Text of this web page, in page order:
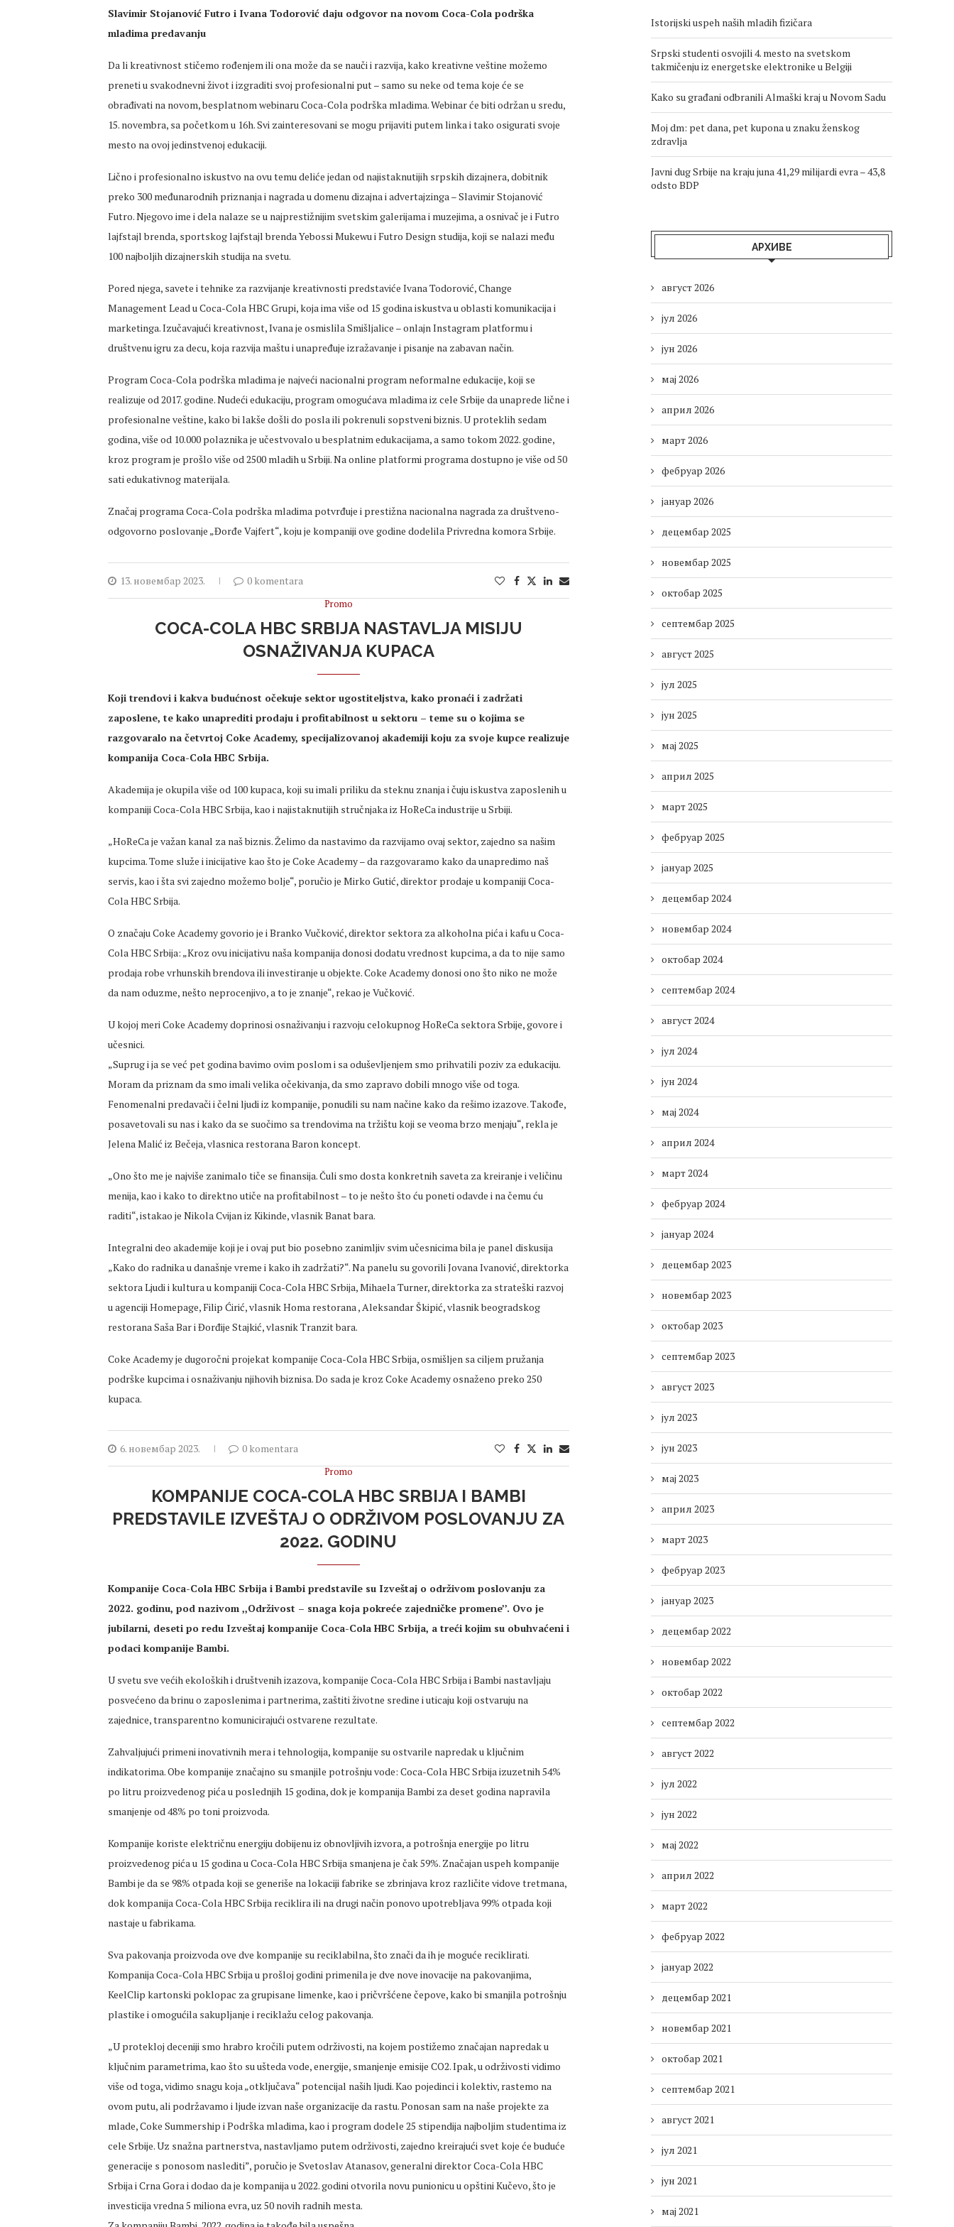
Slavimir Stojanović Futro i Ivana Todorović daju odgovor na novom Coca-Cola podrška
mladima predavanju
Da li kreativnost stičemo rođenjem ili ona može da se nauči i razvija, kako kreativne veštine možemo
preneti u svakodnevni život i izgraditi svoj profesionalni put – samo su neke od tema koje će se
obrađivati na novom, besplatnom webinaru Coca-Cola podrška mladima. Webinar će biti održan u sredu,
15. novembra, sa početkom u 16h. Svi zainteresovani se mogu prijaviti putem linka i tako osigurati svoje
mesto na ovoj jedinstvenoj edukaciji.
Lično i profesionalno iskustvo na ovu temu deliće jedan od najistaknutijih srpskih dizajnera, dobitnik
preko 300 međunarodnih priznanja i nagrada u domenu dizajna i advertajzinga – Slavimir Stojanović
Futro. Njegovo ime i dela nalaze se u najprestižnijim svetskim galerijama i muzejima, a osnivač je i Futro
lajfstajl brenda, sportskog lajfstajl brenda Yebossi Mukewu i Futro Design studija, koji se nalazi među
100 najboljih dizajnerskih studija na svetu.
Pored njega, savete i tehnike za razvijanje kreativnosti predstaviće Ivana Todorović, Change
Management Lead u Coca-Cola HBC Grupi, koja ima više od 15 godina iskustva u oblasti komunikacija i
marketinga. Izučavajući kreativnost, Ivana je osmislila Smišljalice – onlajn Instagram platformu i
društvenu igru za decu, koja razvija maštu i unapređuje izražavanje i pisanje na zabavan način.
Program Coca-Cola podrška mladima je najveći nacionalni program neformalne edukacije, koji se
realizuje od 2017. godine. Nudeći edukaciju, program omogućava mladima iz cele Srbije da unaprede lične i
profesionalne veštine, kako bi lakše došli do posla ili pokrenuli sopstveni biznis. U proteklih sedam
godina, više od 10.000 polaznika je učestvovalo u besplatnim edukacijama, a samo tokom 2022. godine,
kroz program je prošlo više od 2500 mladih u Srbiji. Na online platformi programa dostupno je više od 50
sati edukativnog materijala.
Značaj programa Coca-Cola podrška mladima potvrđuje i prestižna nacionalna nagrada za društveno-
odgovorno poslovanje „Đorđe Vajfert“, koju je kompaniji ove godine dodelila Privredna komora Srbije.
13. новембар 2023. 0 komentara
Promo
COCA-COLA HBC SRBIJA NASTAVLJA MISIJU
OSNAŽIVANJA KUPACA
Koji trendovi i kakva budućnost očekuje sektor ugostiteljstva, kako pronaći i zadržati
zaposlene, te kako unaprediti prodaju i profitabilnost u sektoru – teme su o kojima se
razgovaralo na četvrtoj Coke Academy, specijalizovanoj akademiji koju za svoje kupce realizuje
kompanija Coca-Cola HBC Srbija.
Akademija je okupila više od 100 kupaca, koji su imali priliku da steknu znanja i čuju iskustva zaposlenih u
kompaniji Coca-Cola HBC Srbija, kao i najistaknutijih stručnjaka iz HoReCa industrije u Srbiji.
„HoReCa je važan kanal za naš biznis. Želimo da nastavimo da razvijamo ovaj sektor, zajedno sa našim
kupcima. Tome služe i inicijative kao što je Coke Academy – da razgovaramo kako da unapredimo naš
servis, kao i šta svi zajedno možemo bolje“, poručio je Mirko Gutić, direktor prodaje u kompaniji Coca-
Cola HBC Srbija.
O značaju Coke Academy govorio je i Branko Vučković, direktor sektora za alkoholna pića i kafu u Coca-
Cola HBC Srbija: „Kroz ovu inicijativu naša kompanija donosi dodatu vrednost kupcima, a da to nije samo
prodaja robe vrhunskih brendova ili investiranje u objekte. Coke Academy donosi ono što niko ne može
da nam oduzme, nešto neprocenjivo, a to je znanje“, rekao je Vučković.
U kojoj meri Coke Academy doprinosi osnaživanju i razvoju celokupnog HoReCa sektora Srbije, govore i
učesnici.
„Suprug i ja se već pet godina bavimo ovim poslom i sa oduševljenjem smo prihvatili poziv za edukaciju.
Moram da priznam da smo imali velika očekivanja, da smo zapravo dobili mnogo više od toga.
Fenomenalni predavači i čelni ljudi iz kompanije, ponudili su nam načine kako da rešimo izazove. Takođe,
posavetovali su nas i kako da se suočimo sa trendovima na tržištu koji se veoma brzo menjaju“, rekla je
Jelena Malić iz Bečeja, vlasnica restorana Baron koncept.
„Ono što me je najviše zanimalo tiče se finansija. Čuli smo dosta konkretnih saveta za kreiranje i veličinu
menija, kao i kako to direktno utiče na profitabilnost – to je nešto što ću poneti odavde i na čemu ću
raditi“, istakao je Nikola Cvijan iz Kikinde, vlasnik Banat bara.
Integralni deo akademije koji je i ovaj put bio posebno zanimljiv svim učesnicima bila je panel diskusija
„Kako do radnika u današnje vreme i kako ih zadržati?“. Na panelu su govorili Jovana Ivanović, direktorka
sektora Ljudi i kultura u kompaniji Coca-Cola HBC Srbija, Mihaela Turner, direktorka za strateški razvoj
u agenciji Homepage, Filip Ćirić, vlasnik Homa restorana , Aleksandar Škipić, vlasnik beogradskog
restorana Saša Bar i Đorđije Stajkić, vlasnik Tranzit bara.
Coke Academy je dugoročni projekat kompanije Coca-Cola HBC Srbija, osmišljen sa ciljem pružanja
podrške kupcima i osnaživanju njihovih biznisa. Do sada je kroz Coke Academy osnaženo preko 250
kupaca.
6. новембар 2023. 0 komentara
Promo
KOMPANIJE COCA-COLA HBC SRBIJA I BAMBI
PREDSTAVILE IZVEŠTAJ O ODRŽIVOM POSLOVANJU ZA
2022. GODINU
Kompanije Coca-Cola HBC Srbija i Bambi predstavile su Izveštaj o održivom poslovanju za
2022. godinu, pod nazivom ,,Održivost – snaga koja pokreće zajedničke promene’’. Ovo je
jubilarni, deseti po redu Izveštaj kompanije Coca-Cola HBC Srbija, a treći kojim su obuhvaćeni i
podaci kompanije Bambi.
U svetu sve većih ekoloških i društvenih izazova, kompanije Coca-Cola HBC Srbija i Bambi nastavljaju
posvećeno da brinu o zaposlenima i partnerima, zaštiti životne sredine i uticaju koji ostvaruju na
zajednice, transparentno komunicirajući ostvarene rezultate.
Zahvaljujući primeni inovativnih mera i tehnologija, kompanije su ostvarile napredak u ključnim
indikatorima. Obe kompanije značajno su smanjile potrošnju vode: Coca-Cola HBC Srbija izuzetnih 54%
po litru proizvedenog pića u poslednjih 15 godina, dok je kompanija Bambi za deset godina napravila
smanjenje od 48% po toni proizvoda.
Kompanije koriste električnu energiju dobijenu iz obnovljivih izvora, a potrošnja energije po litru
proizvedenog pića u 15 godina u Coca-Cola HBC Srbija smanjena je čak 59%. Značajan uspeh kompanije
Bambi je da se 98% otpada koji se generiše na lokaciji fabrike se zbrinjava kroz različite vidove tretmana,
dok kompanija Coca-Cola HBC Srbija reciklira ili na drugi način ponovo upotrebljava 99% otpada koji
nastaje u fabrikama.
Sva pakovanja proizvoda ove dve kompanije su reciklabilna, što znači da ih je moguće reciklirati.
Kompanija Coca-Cola HBC Srbija u prošloj godini primenila je dve nove inovacije na pakovanjima,
KeelClip kartonski poklopac za grupisane limenke, kao i pričvršćene čepove, kako bi smanjila potrošnju
plastike i omogućila sakupljanje i reciklažu celog pakovanja.
„U protekloj deceniji smo hrabro kročili putem održivosti, na kojem postižemo značajan napredak u
ključnim parametrima, kao što su ušteda vode, energije, smanjenje emisije CO2. Ipak, u održivosti vidimo
više od toga, vidimo snagu koja „otključava“ potencijal naših ljudi. Kao pojedinci i kolektiv, rastemo na
ovom putu, ali podržavamo i ljude izvan naše organizacije da rastu. Ponosan sam na naše projekte za
mlade, Coke Summership i Podrška mladima, kao i program dodele 25 stipendija najboljim studentima iz
cele Srbije. Uz snažna partnerstva, nastavljamo putem održivosti, zajedno kreirajući svet koje će buduće
generacije s ponosom naslediti”, poručio je Svetoslav Atanasov, generalni direktor Coca-Cola HBC
Srbija i Crna Gora i dodao da je kompanija u 2022. godini otvorila novu punionicu u opštini Kučevo, što je
investicija vredna 5 miliona evra, uz 50 novih radnih mesta.
Istorijski uspeh naših mladih fizičara
Srpski studenti osvojili 4. mesto na svetskom
takmičenju iz energetske elektronike u Belgiji
Kako su građani odbranili Almaški kraj u Novom Sadu
Moj dm: pet dana, pet kupona u znaku ženskog
zdravlja
Javni dug Srbije na kraju juna 41,29 milijardi evra – 43,8
odsto BDP
АРХИВЕ
август 2026
јул 2026
јун 2026
мај 2026
април 2026
март 2026
фебруар 2026
јануар 2026
децембар 2025
новембар 2025
октобар 2025
септембар 2025
август 2025
јул 2025
јун 2025
мај 2025
април 2025
март 2025
фебруар 2025
јануар 2025
децембар 2024
новембар 2024
октобар 2024
септембар 2024
август 2024
јул 2024
јун 2024
мај 2024
април 2024
март 2024
фебруар 2024
јануар 2024
децембар 2023
новембар 2023
октобар 2023
септембар 2023
август 2023
јул 2023
јун 2023
мај 2023
април 2023
март 2023
фебруар 2023
јануар 2023
децембар 2022
новембар 2022
октобар 2022
септембар 2022
август 2022
јул 2022
јун 2022
мај 2022
април 2022
март 2022
фебруар 2022
јануар 2022
децембар 2021
новембар 2021
октобар 2021
септембар 2021
август 2021
јул 2021
јун 2021
мај 2021